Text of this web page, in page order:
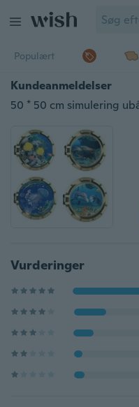
Populært
Kundeanmeldelser
Vurderinger